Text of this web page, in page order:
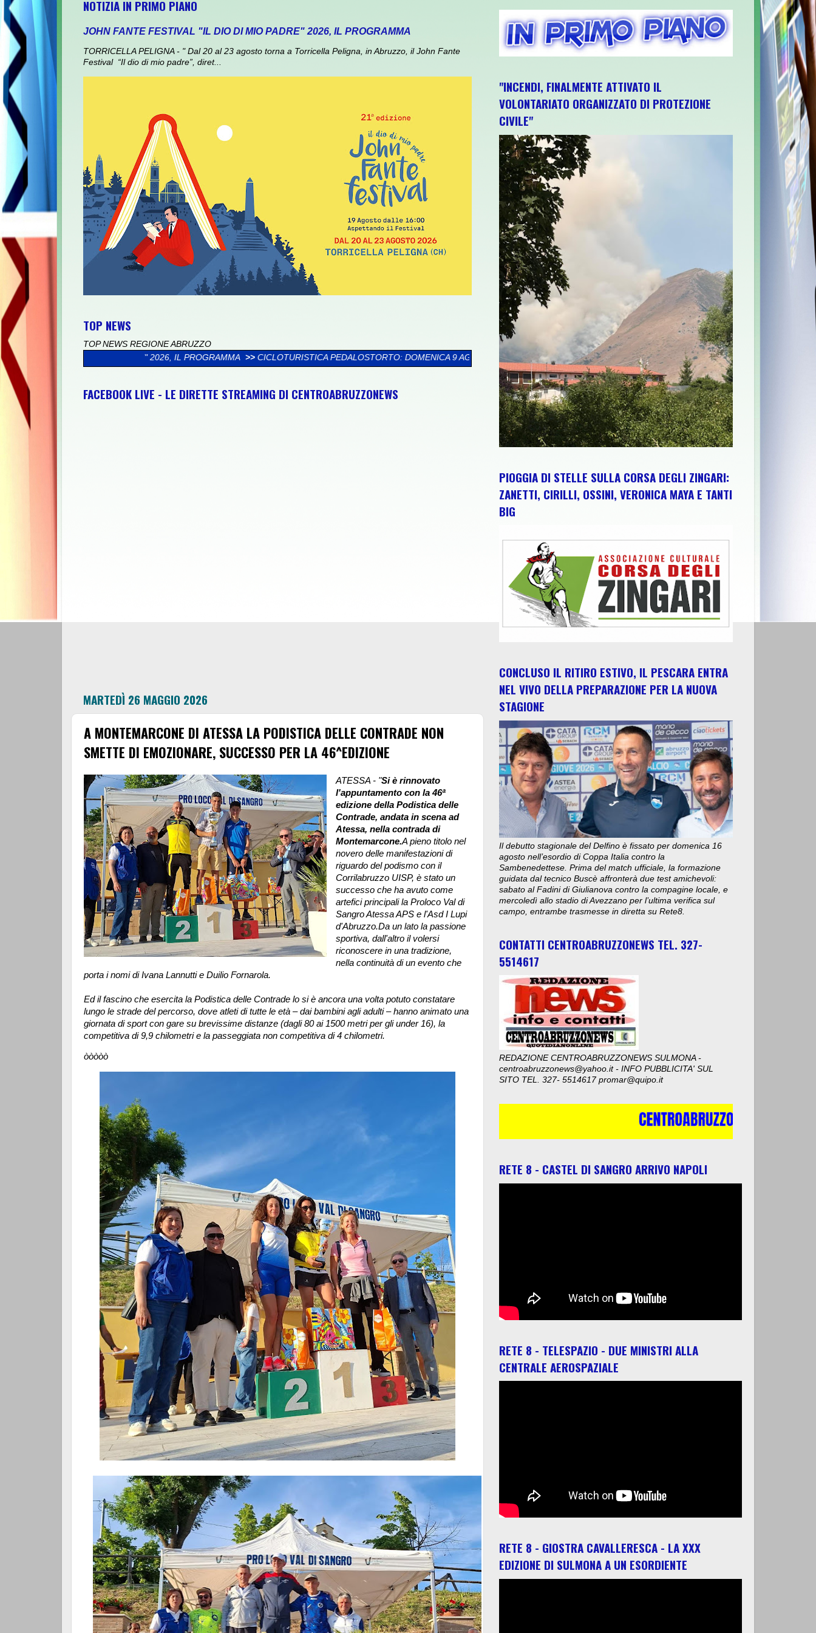
NOTIZIA IN PRIMO PIANO
JOHN FANTE FESTIVAL "IL DIO DI MIO PADRE" 2026, IL PROGRAMMA
TORRICELLA PELIGNA - " Dal 20 al 23 agosto torna a Torricella Peligna, in Abruzzo, il John Fante
Festival “Il dio di mio padre”, diret...
TOP NEWS
TOP NEWS REGIONE ABRUZZO
PADRE" 2026, IL PROGRAMMA
>> CICLOTURISTICA PEDALOSTORTO: DOMENICA 9 AGOSTO TORTORETO LIDO ACCOGLIE LA SESTA EDIZIONE TRA PEDALATE E SAPORI DEL TERRITORIO
FACEBOOK LIVE - LE DIRETTE STREAMING DI CENTROABRUZZONEWS
MARTEDÌ 26 MAGGIO 2026
A MONTEMARCONE DI ATESSA LA PODISTICA DELLE CONTRADE NON
SMETTE DI EMOZIONARE, SUCCESSO PER LA 46^EDIZIONE
ATESSA - "Si è rinnovato
l'appuntamento con la 46ª
edizione della Podistica delle
Contrade, andata in scena ad
Atessa, nella contrada di
Montemarcone.A pieno titolo nel
novero delle manifestazioni di
riguardo del podismo con il
Corrilabruzzo UISP, è stato un
successo che ha avuto come
artefici principali la Proloco Val di
Sangro Atessa APS e l'Asd I Lupi
d'Abruzzo.Da un lato la passione
sportiva, dall'altro il volersi
riconoscere in una tradizione,
nella continuità di un evento che
porta i nomi di Ivana Lannutti e Duilio Fornarola.
Ed il fascino che esercita la Podistica delle Contrade lo si è ancora una volta potuto constatare
lungo le strade del percorso, dove atleti di tutte le età – dai bambini agli adulti – hanno animato una
giornata di sport con gare su brevissime distanze (dagli 80 ai 1500 metri per gli under 16), la
competitiva di 9,9 chilometri e la passeggiata non competitiva di 4 chilometri.
òòòòò
"INCENDI, FINALMENTE ATTIVATO IL
VOLONTARIATO ORGANIZZATO DI PROTEZIONE
CIVILE"
PIOGGIA DI STELLE SULLA CORSA DEGLI ZINGARI:
ZANETTI, CIRILLI, OSSINI, VERONICA MAYA E TANTI
BIG
CONCLUSO IL RITIRO ESTIVO, IL PESCARA ENTRA
NEL VIVO DELLA PREPARAZIONE PER LA NUOVA
STAGIONE
Il debutto stagionale del Delfino è fissato per domenica 16
agosto nell’esordio di Coppa Italia contro la
Sambenedettese. Prima del match ufficiale, la formazione
guidata dal tecnico Buscè affronterà due test amichevoli:
sabato al Fadini di Giulianova contro la compagine locale, e
mercoledì allo stadio di Avezzano per l’ultima verifica sul
campo, entrambe trasmesse in diretta su Rete8.
CONTATTI CENTROABRUZZONEWS TEL. 327-
5514617
REDAZIONE CENTROABRUZZONEWS SULMONA -
centroabruzzonews@yahoo.it - INFO PUBBLICITA' SUL
SITO TEL. 327- 5514617 promar@quipo.it
RETE 8 - CASTEL DI SANGRO ARRIVO NAPOLI
RETE 8 - TELESPAZIO - DUE MINISTRI ALLA
CENTRALE AEROSPAZIALE
RETE 8 - GIOSTRA CAVALLERESCA - LA XXX
EDIZIONE DI SULMONA A UN ESORDIENTE